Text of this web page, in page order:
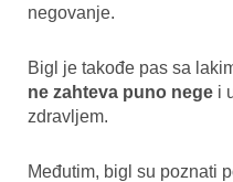
negovanje.
Bigl je takođe pas sa
ne zahteva puno nege i
zdravljem.
Međutim, bigl su poznati